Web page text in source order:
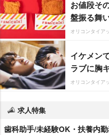
お値段そ
盤振る舞
オリコンタイア
イケメン
ラブに胸
オリコンタイア
求人特集
歯科助手/未経験OK・扶養内